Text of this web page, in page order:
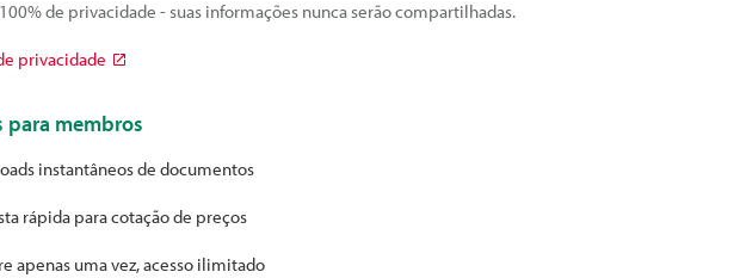
de privacidade - suas informações nunca serão compartilhadas.
privacidade
para membros
instantâneos de documentos
rápida para cotação de preços
apenas uma vez, acesso ilimitado